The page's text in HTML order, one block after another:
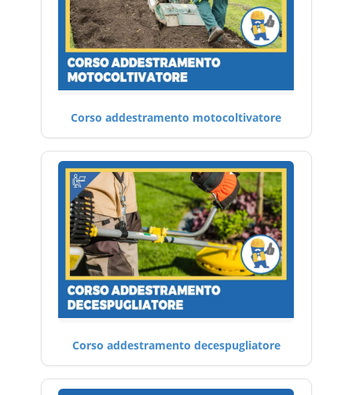
Corso addestramento motocoltivatore
Corso addestramento decespugliatore